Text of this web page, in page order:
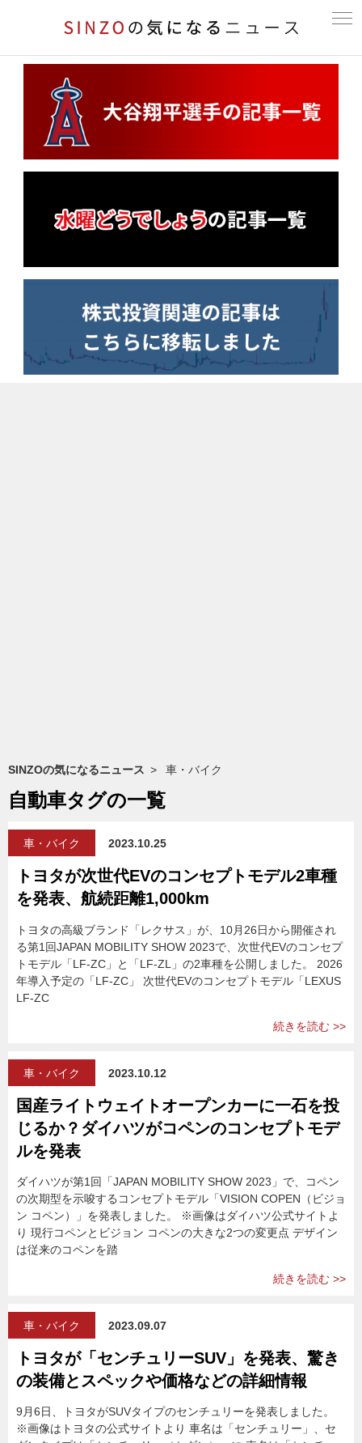
SINZOの気になるニュース 車・バイク
自動車タグの一覧
車・バイク 2023.10.25
トヨタが次世代EVのコンセプトモデル2車種
を発表、航続距離1,000km
トヨタの高級ブランド「レクサス」が、10月26日から開催され
る第1回JAPAN MOBILITY SHOW 2023で、次世代EVのコンセプ
トモデル「LF-ZC」と「LF-ZL」の2車種を公開しました。 2026
年導入予定の「LF-ZC」 次世代EVのコンセプトモデル「LEXUS
LF-ZC
続きを読む >>
車・バイク 2023.10.12
国産ライトウェイトオープンカーに一石を投
じるか？ダイハツがコペンのコンセプトモデ
ルを発表
ダイハツが第1回「JAPAN MOBILITY SHOW 2023」で、コペン
の次期型を示唆するコンセプトモデル「VISION COPEN（ビジョ
ン コペン）」を発表しました。 ※画像はダイハツ公式サイトよ
り 現行コペンとビジョン コペンの大きな2つの変更点 デザイン
は従来のコペンを踏
続きを読む >>
車・バイク 2023.09.07
トヨタが「センチュリーSUV」を発表、驚き
の装備とスペックや価格などの詳細情報
9月6日、トヨタがSUVタイプのセンチュリーを発表しました。
※画像はトヨタの公式サイトより 車名は「センチュリー」、セ